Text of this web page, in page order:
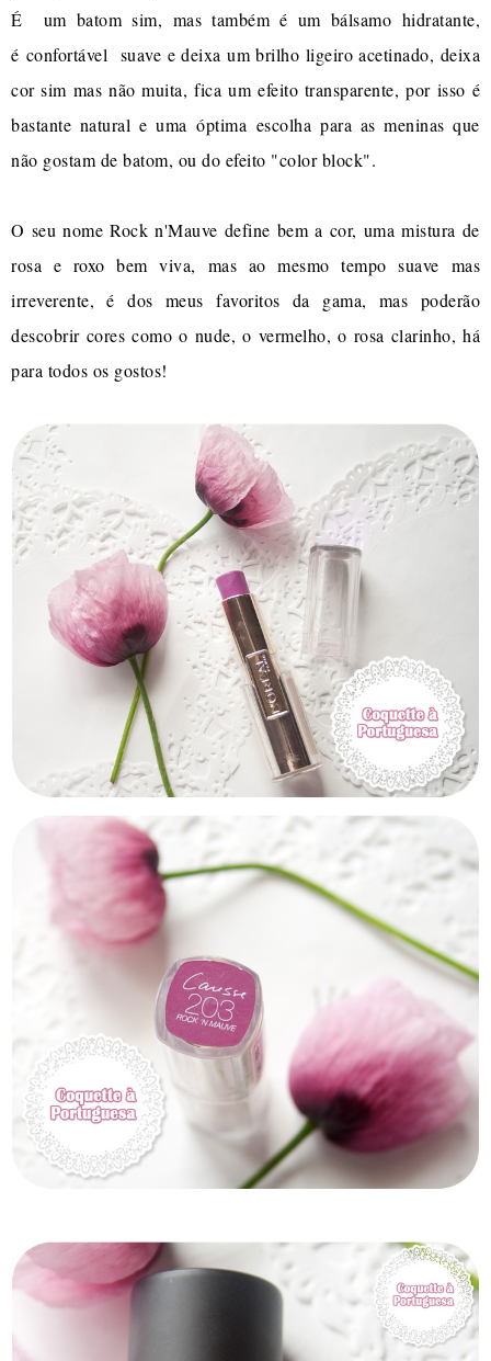
É um batom sim, mas também é um bálsamo hidratante,
é confortável suave e deixa um brilho ligeiro acetinado, deixa
cor sim mas não muita, fica um efeito transparente, por isso é
bastante natural e uma óptima escolha para as meninas que
não gostam de batom, ou do efeito "color block".
O seu nome Rock n'Mauve define bem a cor, uma mistura de
rosa e roxo bem viva, mas ao mesmo tempo suave mas
irreverente, é dos meus favoritos da gama, mas poderão
descobrir cores como o nude, o vermelho, o rosa clarinho, há
para todos os gostos!